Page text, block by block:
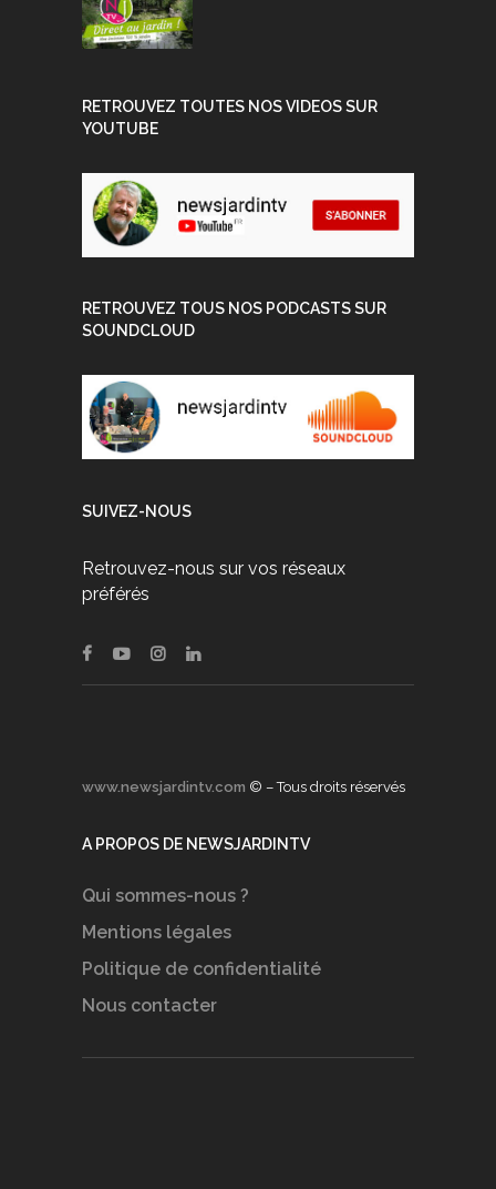
RETROUVEZ TOUTES NOS VIDEOS SUR
YOUTUBE
RETROUVEZ TOUS NOS PODCASTS SUR
SOUNDCLOUD
SUIVEZ-NOUS
Retrouvez-nous sur vos réseaux
préférés
www.newsjardintv.com © – Tous droits réservés
A PROPOS DE NEWSJARDINTV
Qui sommes-nous ?
Mentions légales
Politique de confidentialité
Nous contacter